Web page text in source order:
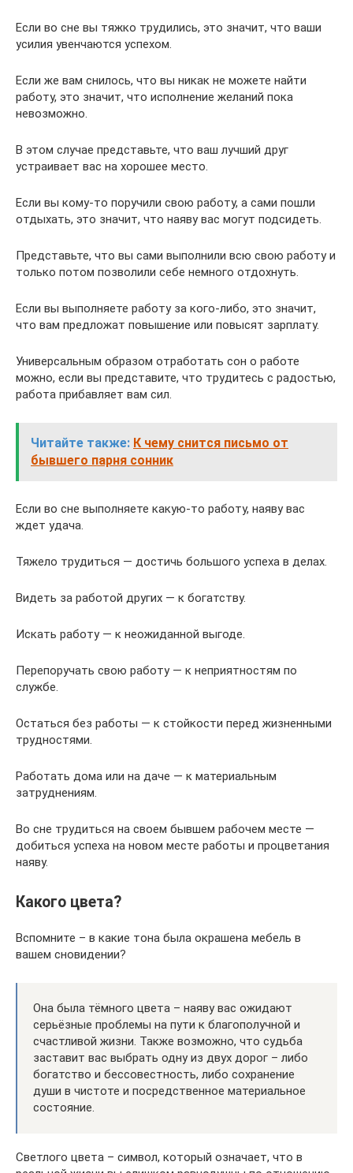
Если во сне вы тяжко трудились, это значит, что ваши
усилия увенчаются успехом.
Если же вам снилось, что вы никак не можете найти
работу, это значит, что исполнение желаний пока
невозможно.
В этом случае представьте, что ваш лучший друг
устраивает вас на хорошее место.
Если вы кому-то поручили свою работу, а сами пошли
отдыхать, это значит, что наяву вас могут подсидеть.
Представьте, что вы сами выполнили всю свою работу и
только потом позволили себе немного отдохнуть.
Если вы выполняете работу за кого-либо, это значит,
что вам предложат повышение или повысят зарплату.
Универсальным образом отработать сон о работе
можно, если вы представите, что трудитесь с радостью,
работа прибавляет вам сил.
Читайте также: К чему снится письмо от
бывшего парня сонник
Если во сне выполняете какую-то работу, наяву вас
ждет удача.
Тяжело трудиться — достичь большого успеха в делах.
Видеть за работой других — к богатству.
Искать работу — к неожиданной выгоде.
Перепоручать свою работу — к неприятностям по
службе.
Остаться без работы — к стойкости перед жизненными
трудностями.
Работать дома или на даче — к материальным
затруднениям.
Во сне трудиться на своем бывшем рабочем месте —
добиться успеха на новом месте работы и процветания
наяву.
Какого цвета?
Вспомните – в какие тона была окрашена мебель в
вашем сновидении?
Она была тёмного цвета – наяву вас ожидают
серьёзные проблемы на пути к благополучной и
счастливой жизни. Также возможно, что судьба
заставит вас выбрать одну из двух дорог – либо
богатство и бессовестность, либо сохранение
души в чистоте и посредственное материальное
состояние.
Светлого цвета – символ, который означает, что в